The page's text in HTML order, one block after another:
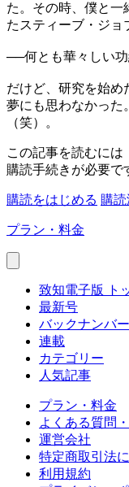
た。その時、僕と一
たスティーブ・ジョ
──何とも華々しい功
だけど、研究を始め
夢にも思わなかった
（笑）。
この記事を読むには
購読手続きが必要で
購読をはじめる 購
プラン・料金
致知電子版 ト
最新号
バックナンバー
連載
カテゴリー
人気記事
プラン・料金
よくある質問
運営会社
特定商取引法
利用規約